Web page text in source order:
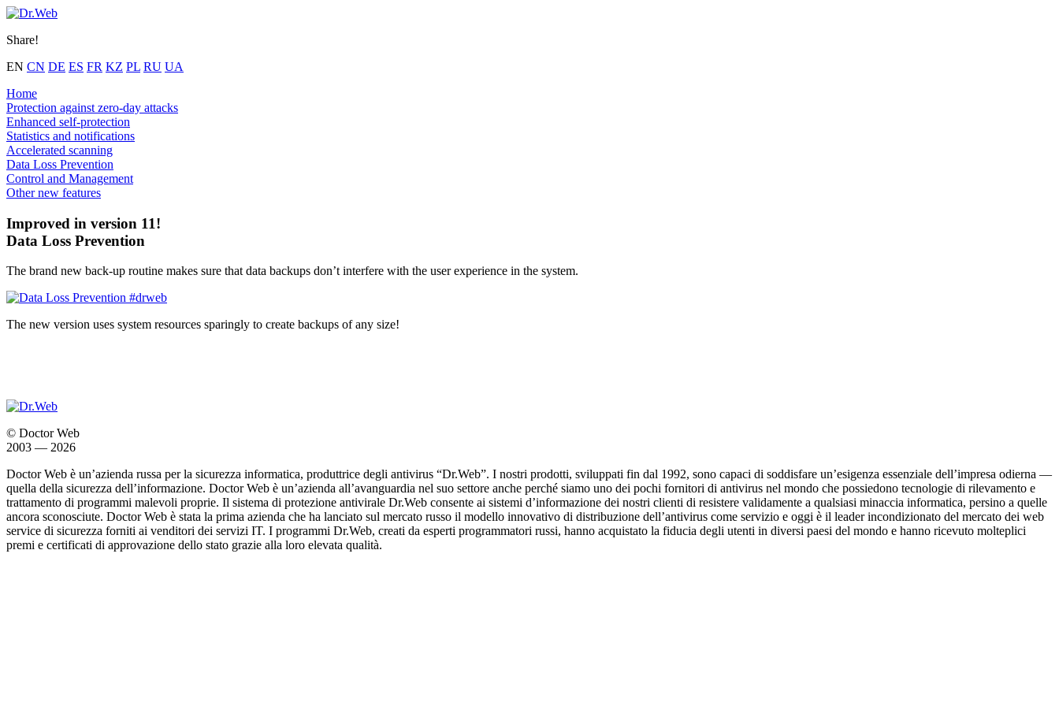
Share!
EN CN DE ES FR KZ PL RU UA
Home
Protection against zero-day attacks
Enhanced self-protection
Statistics and notifications
Accelerated scanning
Data Loss Prevention
Control and Management
Other new features
Improved in version 11!
Data Loss Prevention
The brand new back-up routine makes sure that data backups don’t interfere with the user experience in the system.
The new version uses system resources sparingly to create backups of any size!
© Doctor Web
2003 — 2026
Doctor Web è un’azienda russa per la sicurezza informatica, produttrice degli antivirus “Dr.Web”. I nostri prodotti, sviluppati fin dal 1992, sono capaci di soddisfare un’esigenza essenziale dell’impresa odierna —
quella della sicurezza dell’informazione. Doctor Web è un’azienda all’avanguardia nel suo settore anche perché siamo uno dei pochi fornitori di antivirus nel mondo che possiedono tecnologie di rilevamento e
trattamento di programmi malevoli proprie. Il sistema di protezione antivirale Dr.Web consente ai sistemi d’informazione dei nostri clienti di resistere validamente a qualsiasi minaccia informatica, persino a quelle
ancora sconosciute. Doctor Web è stata la prima azienda che ha lanciato sul mercato russo il modello innovativo di distribuzione dell’antivirus come servizio e oggi è il leader incondizionato del mercato dei web
service di sicurezza forniti ai venditori dei servizi IT. I programmi Dr.Web, creati da esperti programmatori russi, hanno acquistato la fiducia degli utenti in diversi paesi del mondo e hanno ricevuto molteplici
premi e certificati di approvazione dello stato grazie alla loro elevata qualità.